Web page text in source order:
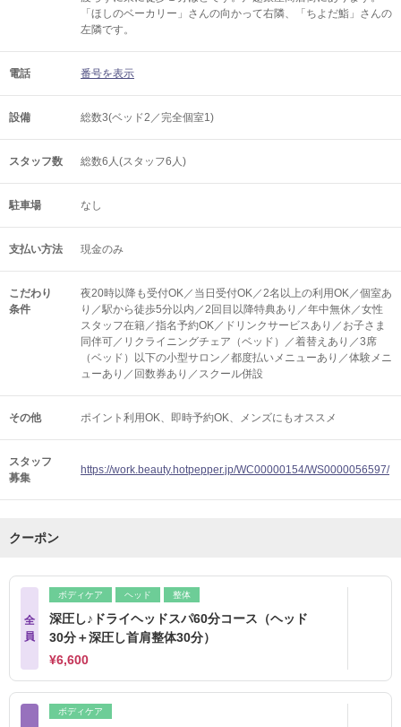
「ほしのベーカリー」さんの向かって右隣、「ちよだ鮨」さんの
左隣です。
電話 番号を表示
設備 総数3(ベッド2／完全個室1)
スタッフ数 総数6人(スタッフ6人)
駐車場 なし
支払い方法 現金のみ
こだわり
条件
夜20時以降も受付OK／当日受付OK／2名以上の利用OK／個室あ
り／駅から徒歩5分以内／2回目以降特典あり／年中無休／女性
スタッフ在籍／指名予約OK／ドリンクサービスあり／お子さま
同伴可／リクライニングチェア（ベッド）／着替えあり／3席
（ベッド）以下の小型サロン／都度払いメニューあり／体験メニ
ューあり／回数券あり／スクール併設
その他 ポイント利用OK 即時予約OK メンズにもオススメ
スタッフ
募集
https://work.beauty.hotpepper.jp/WC00000154/WS0000056597/
クーポン
全
員
ボディケア ヘッド 整体
深圧し♪ドライヘッドスパ60分コース（ヘッド
30分＋深圧し首肩整体30分）
¥6,600
ボディケア